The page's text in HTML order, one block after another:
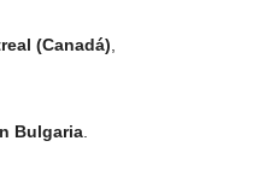
(Canadá)
Bulgaria